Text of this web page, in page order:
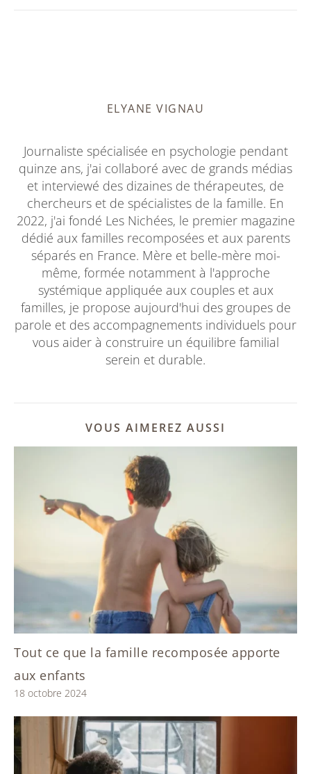
ELYANE VIGNAU
Journaliste spécialisée en psychologie pendant
quinze ans, j'ai collaboré avec de grands médias
et interviewé des dizaines de thérapeutes, de
chercheurs et de spécialistes de la famille. En
2022, j'ai fondé Les Nichées, le premier magazine
dédié aux familles recomposées et aux parents
séparés en France. Mère et belle-mère moi-
même, formée notamment à l'approche
systémique appliquée aux couples et aux
familles, je propose aujourd'hui des groupes de
parole et des accompagnements individuels pour
vous aider à construire un équilibre familial
serein et durable.
VOUS AIMEREZ AUSSI
Tout ce que la famille recomposée apporte
aux enfants
18 octobre 2024